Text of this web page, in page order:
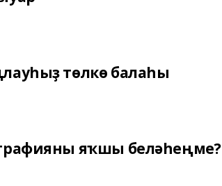
төлкө балаһы
яҡшы беләһеңме?